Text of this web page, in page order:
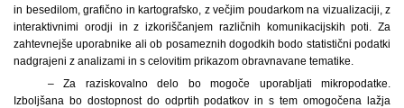
in besedilom, grafično in kartografsko, z večjim poudarkom na vizualizaciji, z
interaktivnimi orodji in z izkoriščanjem različnih komunikacijskih poti. Za
zahtevnejše uporabnike ali ob posameznih dogodkih bodo statistični podatki
nadgrajeni z analizami in s celovitim prikazom obravnavane tematike.
– Za raziskovalno delo bo mogoče uporabljati mikropodatke.
Izboljšana bo dostopnost do odprtih podatkov in s tem omogočena lažja